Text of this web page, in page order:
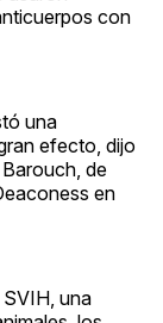
con
una
efecto, dijo
de
en
una